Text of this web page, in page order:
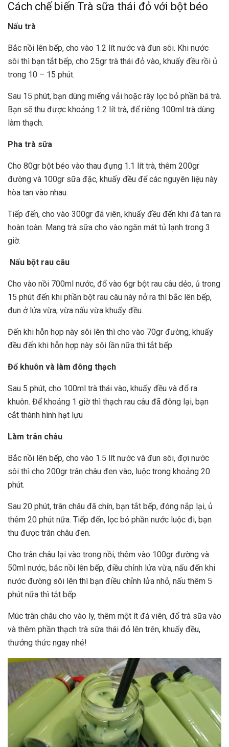
Cách chế biến Trà sữa thái đỏ với bột béo
Nấu trà
Bắc nồi lên bếp, cho vào 1.2 lít nước và đun sôi. Khi nước
sôi thì bạn tắt bếp, cho 25gr trà thái đỏ vào, khuấy đều rồi ủ
trong 10 – 15 phút.
Sau 15 phút, bạn dùng miếng vải hoặc rây lọc bỏ phần bã trà.
Bạn sẽ thu được khoảng 1.2 lít trà, để riêng 100ml trà dùng
làm thạch.
Pha trà sữa
Cho 80gr bột béo vào thau đựng 1.1 lít trà, thêm 200gr
đường và 100gr sữa đặc, khuấy đều để các nguyên liệu này
hòa tan vào nhau.
Tiếp đến, cho vào 300gr đã viên, khuấy đều đến khi đá tan ra
hoàn toàn. Mang trà sữa cho vào ngăn mát tủ lạnh trong 3
giờ.
Nấu bột rau câu
Cho vào nồi 700ml nước, đổ vào 6gr bột rau câu dẻo, ủ trong
15 phút đến khi phần bột rau câu này nở ra thì bắc lên bếp,
đun ở lửa vừa, vừa nấu vừa khuấy đều.
Đến khi hỗn hợp này sôi lên thì cho vào 70gr đường, khuấy
đều đến khi hỗn hợp này sôi lần nữa thì tắt bếp.
Đổ khuôn và làm đông thạch
Sau 5 phút, cho 100ml trà thái vào, khuấy đều và đổ ra
khuôn. Để khoảng 1 giờ thì thạch rau câu đã đông lại, bạn
cắt thành hình hạt lựu
Làm trân châu
Bắc nồi lên bếp, cho vào 1.5 lít nước và đun sôi, đợi nước
sôi thì cho 200gr trân châu đen vào, luộc trong khoảng 20
phút.
Sau 20 phút, trân châu đã chín, bạn tắt bếp, đóng nắp lại, ủ
thêm 20 phút nữa. Tiếp đến, lọc bỏ phần nước luộc đi, bạn
thu được trân châu đen.
Cho trân châu lại vào trong nồi, thêm vào 100gr đường và
50ml nước, bắc nồi lên bếp, điều chỉnh lửa vừa, nấu đến khi
nước đường sôi lên thì bạn điều chỉnh lửa nhỏ, nấu thêm 5
phút nữa thì tắt bếp.
Múc trân châu cho vào ly, thêm một ít đá viên, đổ trà sữa vào
và thêm phần thạch trà sữa thái đỏ lên trên, khuấy đều,
thưởng thức ngay nhé!